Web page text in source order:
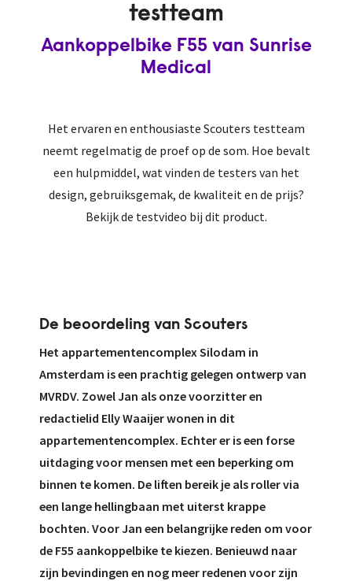
testteam
Aankoppelbike F55 van Sunrise
Medical
Het ervaren en enthousiaste Scouters testteam
neemt regelmatig de proef op de som. Hoe bevalt
een hulpmiddel, wat vinden de testers van het
design, gebruiksgemak, de kwaliteit en de prijs?
Bekijk de testvideo bij dit product.
De beoordeling van Scouters
Het appartementencomplex Silodam in
Amsterdam is een prachtig gelegen ontwerp van
MVRDV. Zowel Jan als onze voorzitter en
redactielid Elly Waaijer wonen in dit
appartementencomplex. Echter er is een forse
uitdaging voor mensen met een beperking om
binnen te komen. De liften bereik je als roller via
een lange hellingbaan met uiterst krappe
bochten. Voor Jan een belangrijke reden om voor
de F55 aankoppelbike te kiezen. Benieuwd naar
zijn bevindingen en nog meer redenen voor zijn